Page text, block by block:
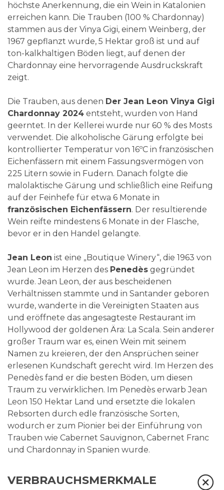
höchste Anerkennung, die ein Wein in Katalonien
erreichen kann. Die Trauben (100 % Chardonnay)
stammen aus der Vinya Gigi, einem Weinberg, der
1967 gepflanzt wurde, 5 Hektar groß ist und auf
ton-kalkhaltigen Böden liegt, auf denen der
Chardonnay eine hervorragende Ausdruckskraft
zeigt.
Die Trauben, aus denen Der Jean Leon Vinya Gigi
Chardonnay 2024 entsteht, wurden von Hand
geerntet. In der Kellerei wurde nur 60 % des Mosts
verwendet. Die alkoholische Gärung erfolgte bei
kontrollierter Temperatur von 16ºC in französischen
Eichenfässern mit einem Fassungsvermögen von
225 Litern sowie in Fudern. Danach folgte die
malolaktische Gärung und schließlich eine Reifung
auf der Feinhefe für etwa 6 Monate in
französischen Eichenfässern. Der resultierende
Wein reifte mindestens 6 Monate in der Flasche,
bevor er in den Handel gelangte.
Jean Leon ist eine „Boutique Winery“, die 1963 von
Jean Leon im Herzen des Penedès gegründet
wurde. Jean Leon, der aus bescheidenen
Verhältnissen stammte und in Santander geboren
wurde, wanderte in die Vereinigten Staaten aus
und eröffnete das angesagteste Restaurant im
Hollywood der goldenen Ära: La Scala. Sein anderer
großer Traum war es, einen Wein mit seinem
Namen zu kreieren, der den Ansprüchen seiner
erlesenen Kundschaft gerecht wird. Im Herzen des
Penedès fand er die besten Böden, um diesen
Traum zu verwirklichen. Im Penedès erwarb Jean
Leon 150 Hektar Land und ersetzte die lokalen
Rebsorten durch edle französische Sorten,
wodurch er zum Pionier bei der Einführung von
Trauben wie Cabernet Sauvignon, Cabernet Franc
und Chardonnay in Spanien wurde.
VERBRAUCHSMERKMALE